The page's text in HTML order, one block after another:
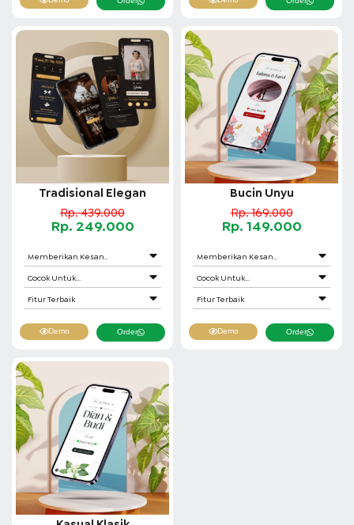
Tradisional Elegan
Rp. 439.000
Rp. 249.000
Memberikan Kesan..
Cocok Untuk...
Fitur Terbaik
Demo Order
Bucin Unyu
Rp. 169.000
Rp. 149.000
Memberikan Kesan..
Cocok Untuk...
Fitur Terbaik
Demo Order